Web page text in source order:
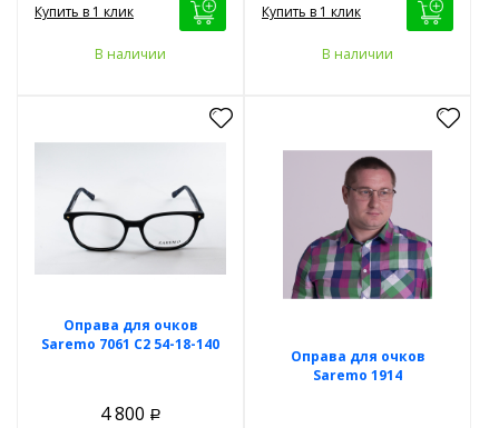
Купить в 1 клик
В наличии
Купить в 1 клик
В наличии
Оправа для очков
Saremo 7061 C2 54-18-140
4 800 Р
Оправа для очков
Saremo 1914